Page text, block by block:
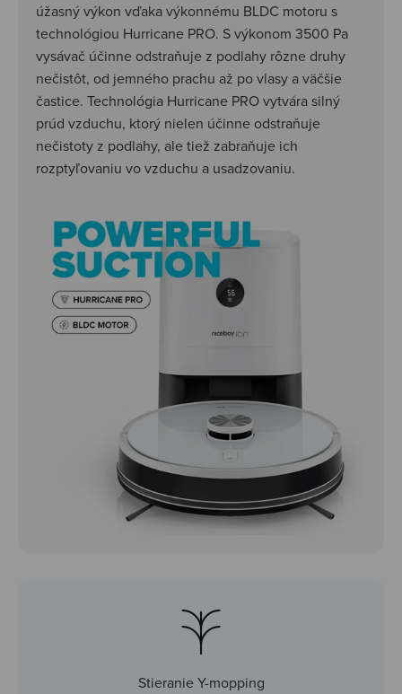
úžasný výkon vďaka výkonnému BLDC motoru s
technológiou Hurricane PRO. S výkonom 3500 Pa
vysávač účinne odstraňuje z podlahy rôzne druhy
nečistôt, od jemného prachu až po vlasy a väčšie
častice. Technológia Hurricane PRO vytvára silný
prúd vzduchu, ktorý nielen účinne odstraňuje
nečistoty z podlahy, ale tiež zabraňuje ich
rozptyľovaniu vo vzduchu a usadzovaniu.
Stieranie Y-mopping